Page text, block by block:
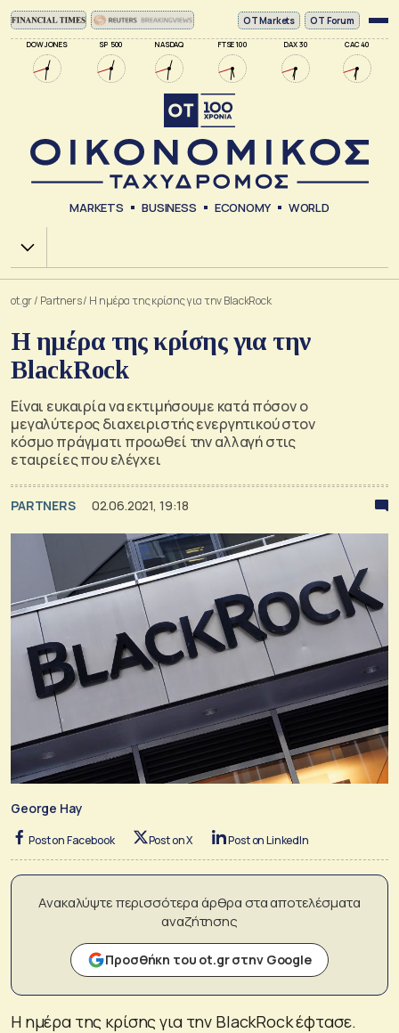
DOW JONES SP 500 NASDAQ FTSE 100 DAX 30 CAC 40
ΟΤ Markets OT Forum
MARKETS BUSINESS ECONOMY WORLD
Χ.Α.
ot.gr/ Partners/ H ημέρα της κρίσης για την BlackRock
H ημέρα της κρίσης για την
BlackRock
Είναι ευκαιρία να εκτιμήσουμε κατά πόσον ο
μεγαλύτερος διαχειριστής ενεργητικού στον
κόσμο πράγματι προωθεί την αλλαγή στις
εταιρείες που ελέγχει
PARTNERS 02.06.2021, 19:18
George Hay
Post on Facebook Post on X Post on LinkedIn
Ανακαλύψτε περισσότερα άρθρα στα αποτελέσματα
αναζήτησης
Προσθήκη του ot.gr στην Google
H ημέρα της κρίσης για την BlackRock έφτασε.